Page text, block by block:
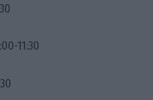
11:30